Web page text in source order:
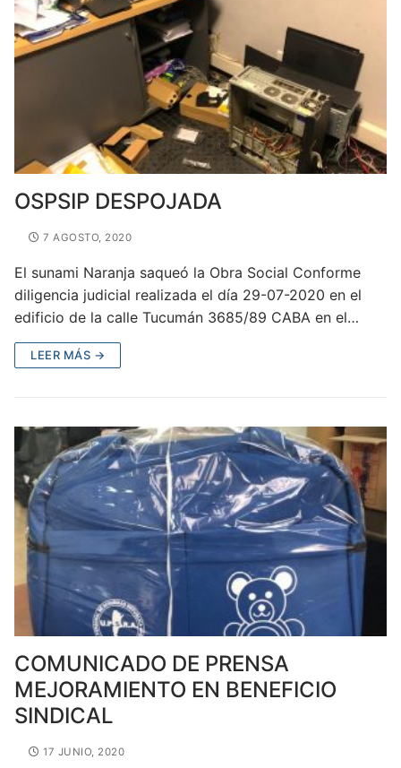
OSPSIP DESPOJADA
7 AGOSTO, 2020
El sunami Naranja saqueó la Obra Social Conforme
diligencia judicial realizada el día 29-07-2020 en el
edificio de la calle Tucumán 3685/89 CABA en el…
LEER MÁS →
COMUNICADO DE PRENSA
MEJORAMIENTO EN BENEFICIO
SINDICAL
17 JUNIO, 2020